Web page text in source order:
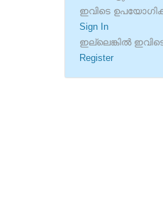
ഇവിടെ
Sign In
ഇല്ലെങ്കില്‍
Register